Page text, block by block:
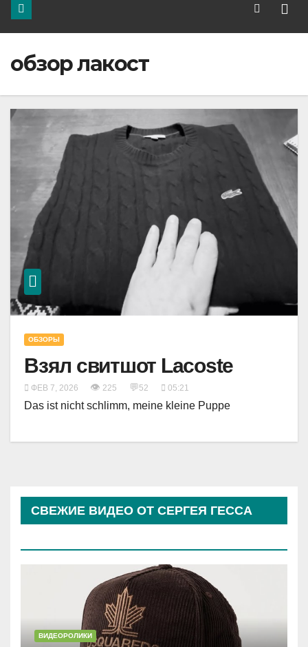
обзор лакост
ОБЗОРЫ
Взял свитшот Lacoste
ФЕВ 7, 2026 👁 225 💬52 05:21
Das ist nicht schlimm, meine kleine Puppe
СВЕЖИЕ ВИДЕО ОТ СЕРГЕЯ ГЕССА
ВИДЕОРОЛИКИ